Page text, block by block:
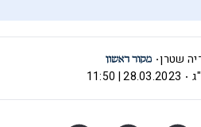
שטרן
28.03.2023 | 11:50